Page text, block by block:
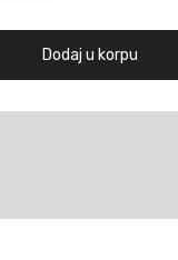
Dodaj u korpu